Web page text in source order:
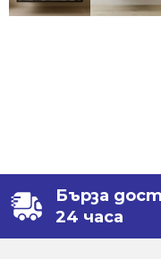
Бърза
24 часа